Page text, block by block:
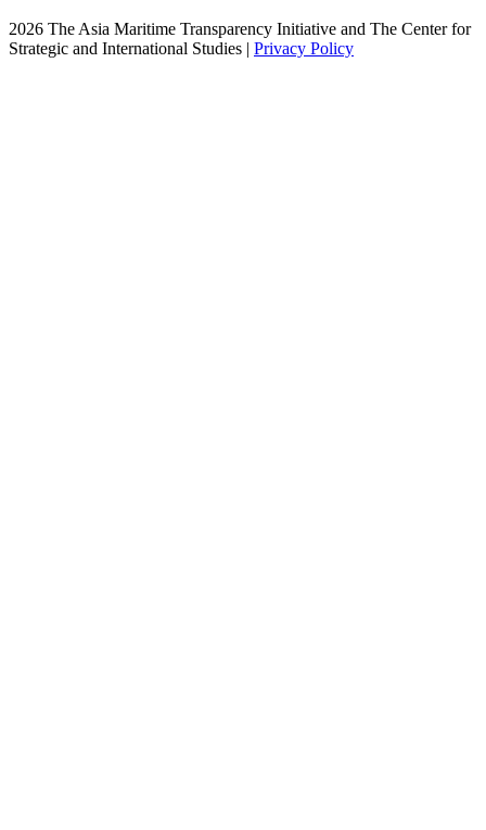
2026 The Asia Maritime Transparency Initiative and The Center for
Strategic and International Studies | Privacy Policy